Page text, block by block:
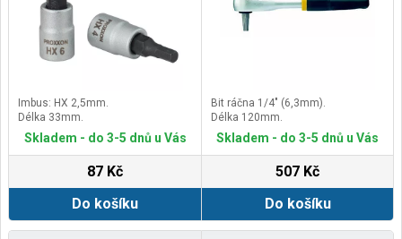
Imbus: HX 2,5mm.
Délka 33mm.
Skladem - do 3-5 dnů u Vás
87 Kč
Do košíku
Bit ráčna 1/4" (6,3mm).
Délka 120mm.
Skladem - do 3-5 dnů u Vás
507 Kč
Do košíku